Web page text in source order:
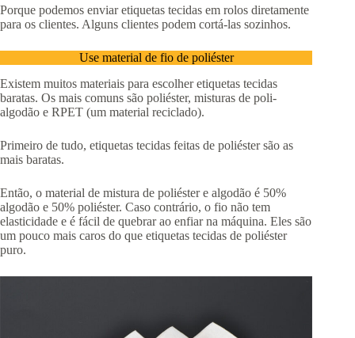
Porque podemos enviar etiquetas tecidas em rolos diretamente
para os clientes. Alguns clientes podem cortá-las sozinhos.
Use material de fio de poliéster
Existem muitos materiais para escolher etiquetas tecidas
baratas. Os mais comuns são poliéster, misturas de poli-
algodão e RPET (um material reciclado).
Primeiro de tudo, etiquetas tecidas feitas de poliéster são as
mais baratas.
Então, o material de mistura de poliéster e algodão é 50%
algodão e 50% poliéster. Caso contrário, o fio não tem
elasticidade e é fácil de quebrar ao enfiar na máquina. Eles são
um pouco mais caros do que etiquetas tecidas de poliéster
puro.